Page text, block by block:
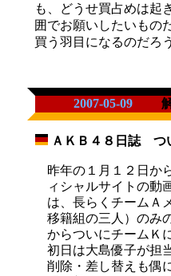
も、どうせ買占めは起
囲でお願いしたいも
買う羽目になるのだろう
2007-05-09
ＡＫＢ４８日誌 つ
昨年の１月１２日か
ィシャルサイトの動
は、長らくチームＡ
移籍組の三人）のみ
からついにチームＫ
初日は大島優子が担当
削除・差し替えも偶